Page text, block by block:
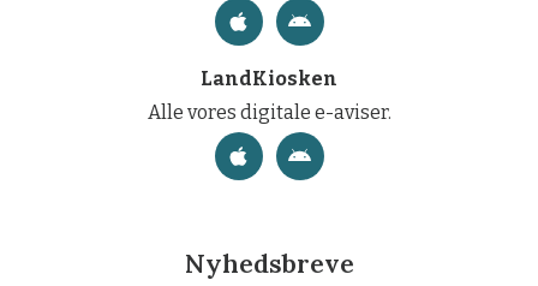
LandKiosken
Alle vores digitale e-aviser.
Nyhedsbreve